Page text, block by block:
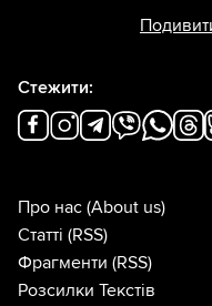
Стежити:
Про нас (About us)
Статті (RSS)
Фрагменти (RSS)
Розсилки Текстів